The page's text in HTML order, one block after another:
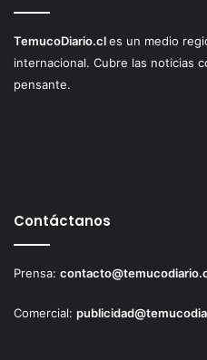
TemucoDiario.cles un medio
internacional. Cubre las noticias
pensante.
Contáctanos
Prensa:
Comercial: